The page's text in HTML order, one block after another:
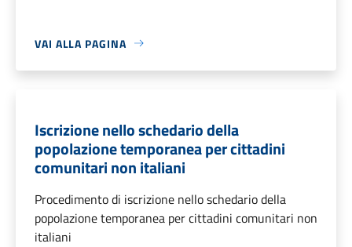
VAI ALLA PAGINA
Iscrizione nello schedario della
popolazione temporanea per cittadini
comunitari non italiani
Procedimento di iscrizione nello schedario della
popolazione temporanea per cittadini comunitari non
italiani